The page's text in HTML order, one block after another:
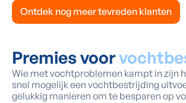
Ontdek nog meer tevreden klanten
Premies voor
Wie met vochtproblemen kampt in zijn
snel mogelijk een vochtbestrijding
gelukkig manieren om te besparen op